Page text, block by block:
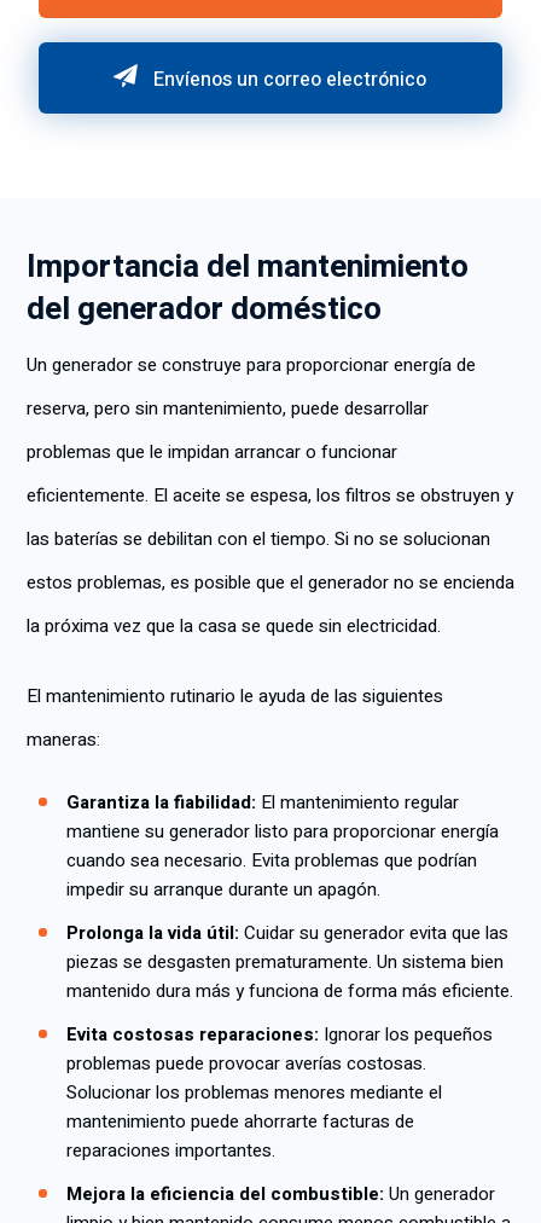
Envíenos un correo electrónico
Importancia del mantenimiento
del generador doméstico
Un generador se construye para proporcionar energía de
reserva, pero sin mantenimiento, puede desarrollar
problemas que le impidan arrancar o funcionar
eficientemente. El aceite se espesa, los filtros se obstruyen y
las baterías se debilitan con el tiempo. Si no se solucionan
estos problemas, es posible que el generador no se encienda
la próxima vez que la casa se quede sin electricidad.
El mantenimiento rutinario le ayuda de las siguientes
maneras:
Garantiza la fiabilidad: El mantenimiento regular
mantiene su generador listo para proporcionar energía
cuando sea necesario. Evita problemas que podrían
impedir su arranque durante un apagón.
Prolonga la vida útil: Cuidar su generador evita que las
piezas se desgasten prematuramente. Un sistema bien
mantenido dura más y funciona de forma más eficiente.
Evita costosas reparaciones: Ignorar los pequeños
problemas puede provocar averías costosas.
Solucionar los problemas menores mediante el
mantenimiento puede ahorrarte facturas de
reparaciones importantes.
Mejora la eficiencia del combustible: Un generador